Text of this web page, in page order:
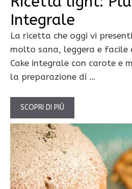
Integrale
La ricetta che oggi vi
molto sana, leggera e facile
Cake integrale con carote e
la preparazione di …
SCOPRI DI PIÙ